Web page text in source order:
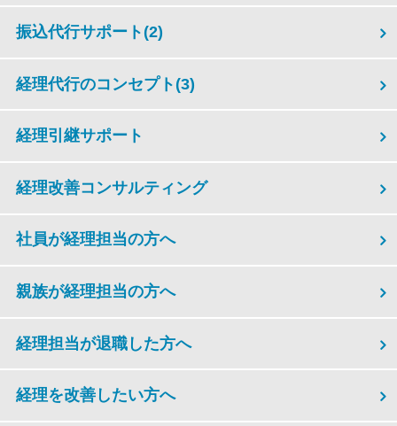
振込代行サポート (2)
経理代行のコンセプト (3)
経理引継サポート
経理改善コンサルティング
社員が経理担当の方へ
親族が経理担当の方へ
経理担当が退職した方へ
経理を改善したい方へ